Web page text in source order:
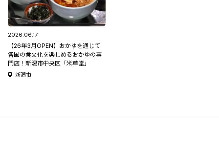
2026.06.17
【26年3月OPEN】おかゆを通じて
各国の食文化を楽しめるおかゆの専
門店！新潟市中央区「米草堂」
新潟市